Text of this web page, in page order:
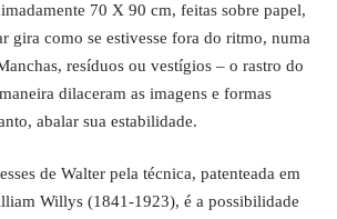
70 X 90 cm, feitas sobre papel,
gira como se estivesse fora do ritmo, numa
resíduos ou vestígios – o rastro do
dilaceram as imagens e formas
abalar sua estabilidade.
de Walter pela técnica, patenteada em
Willys (1841-1923), é a possibilidade